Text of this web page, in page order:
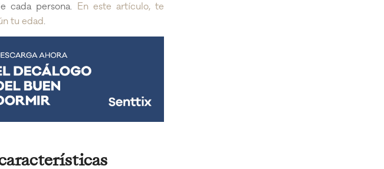
cada persona. En este artículo, te
tu edad.